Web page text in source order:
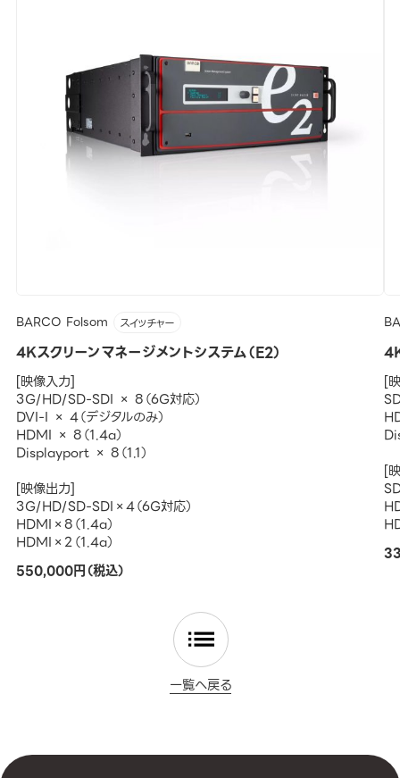
BARCO Folsom スイッチャー
4Kスクリーンマネージメントシステム（E2）
[映像入力]
3G/HD/SD-SDI × 8（6G対応）
DVI-I × 4（デジタルのみ）
HDMI × 8（1.4a）
Displayport × 8（1.1）
[映像出力]
3G/HD/SD-SDI×4（6G対応）
HDMI×8（1.4a）
HDMI×2（1.4a）
550,000円（税込）
[
[
一覧へ戻る